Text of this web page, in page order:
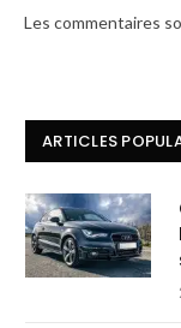
Les commentaires
ARTICLES